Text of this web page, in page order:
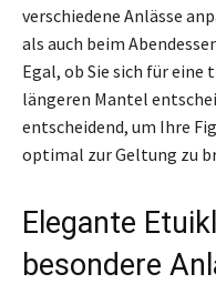
verschiedene Anlässe
als auch beim
Egal, ob Sie sich für eine
längeren Mantel
entscheidend, um Ihre
optimal zur Geltung zu
Elegante
besondere